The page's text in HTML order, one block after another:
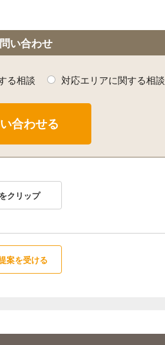
い合わせ
る相談 対応エリアに関する相談
クリップ
案を受ける